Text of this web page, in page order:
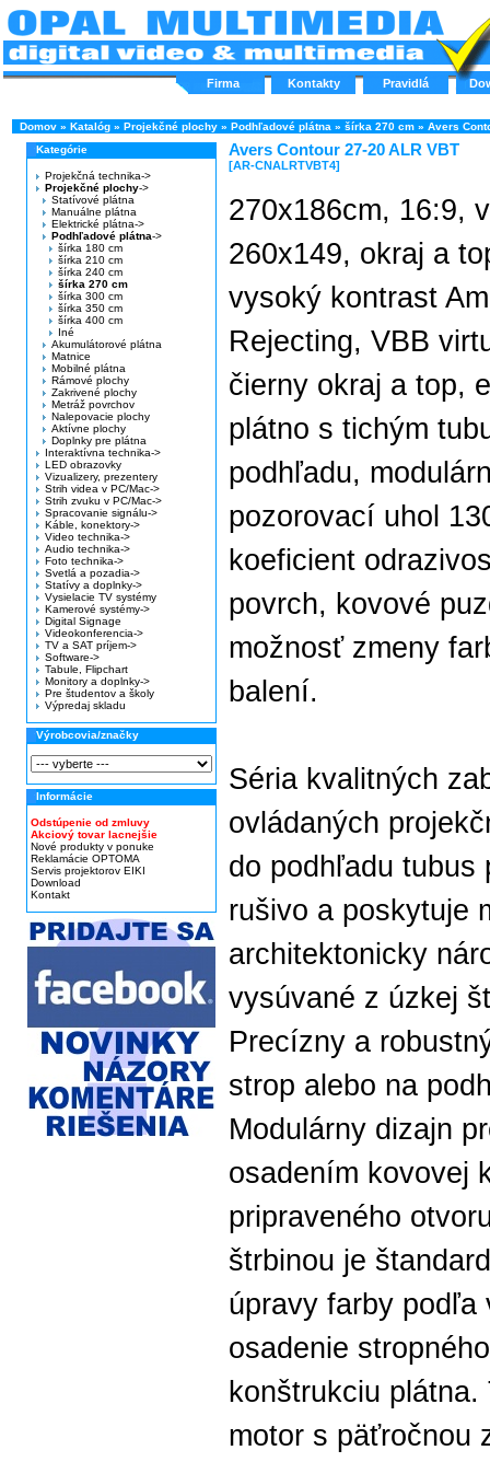
Firma Kontakty Pravidlá
Domov » Katalóg » Projekčné plochy » Podhľadové plátna » šírka 270 cm » Avers
Kategórie
Projekčná technika->
Projekčné plochy->
Statívové plátna
Manuálne plátna
Elektrické plátna->
Podhľadové plátna->
šírka 180 cm
šírka 210 cm
šírka 240 cm
šírka 270 cm
šírka 300 cm
šírka 350 cm
šírka 400 cm
Iné
Akumulátorové plátna
Matnice
Mobilné plátna
Rámové plochy
Zakrivené plochy
Metráž povrchov
Nalepovacie plochy
Aktívne plochy
Doplnky pre plátna
Interaktívna technika->
LED obrazovky
Vizualizery, prezentery
Strih videa v PC/Mac->
Strih zvuku v PC/Mac->
Spracovanie signálu->
Káble, konektory->
Video technika->
Audio technika->
Foto technika->
Svetlá a pozadia->
Statívy a doplnky->
Vysielacie TV systémy
Kamerové systémy->
Digital Signage
Videokonferencia->
TV a SAT príjem->
Software->
Tabule, Flipchart
Monitory a doplnky->
Pre študentov a školy
Výpredaj skladu
Výrobcovia/značky
Informácie
Odstúpenie od zmluvy
Akciový tovar lacnejšie
Nové produkty v ponuke
Reklamácie OPTOMA
Servis projektorov EIKI
Download
Kontakt
Avers Contour 27-20 ALR VBT
[AR-CNALRTVBT4]
270x186cm, 16:9,
260x149, okraj a
vysoký kontrast
Rejecting, VBB
čierny okraj a top,
plátno s tichým
podhľadu,
pozorovací uhol
koeficient
povrch, kovové
možnosť zmeny
balení.
Séria kvalitných
ovládaných
do podhľadu tubus
rušivo a poskytuje
architektonicky
vysúvané z úzkej
Precízny a
strop alebo na
Modulárny dizajn
osadením kovovej
pripraveného
štrbinou je
úpravy farby podľa
osadenie
konštrukciu
motor s päťročnou